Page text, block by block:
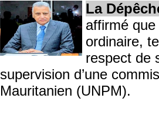
La
affirmé
ordinaire,
respect de
supervision d’une
Mauritanien (UNPM).